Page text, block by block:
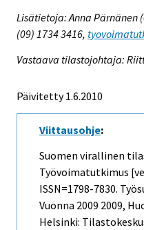
Lisätietoja: Anna Pärnänen
(09) 1734 3416,
Vastaava tilastojohtaja:
Päivitetty 1.6.2010
Viittausohje:
Suomen virallinen
Työvoimatutkimus
ISSN=1798-7830.
Vuonna 2009 2009,
Helsinki: